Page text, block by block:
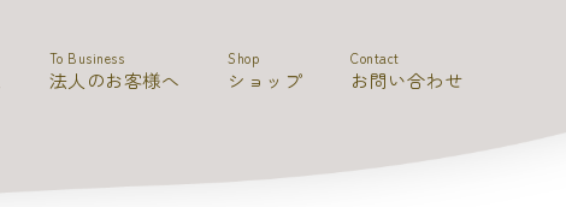
To Business
法人のお客様へ
Shop
ショップ
Contact
お問い合わせ